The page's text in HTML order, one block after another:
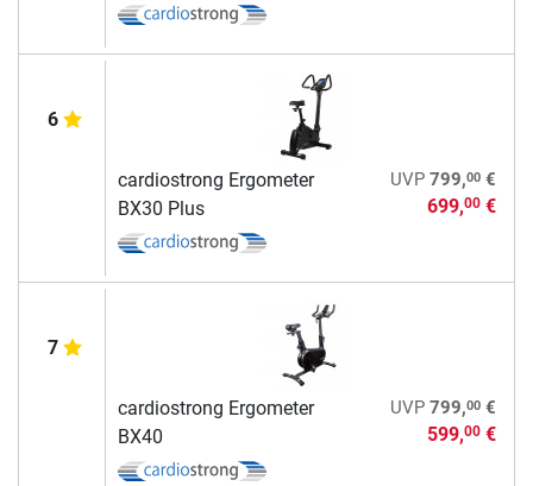
6
cardiostrong Ergometer
BX30 Plus
UVP 799,00€
699,00€
7
cardiostrong Ergometer
BX40
UVP 799,00€
599,00€